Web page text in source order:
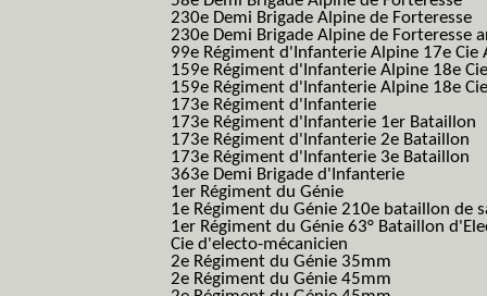
230e Demi Brigade Alpine de Forteresse
230e Demi Brigade Alpine de Forteresse
99e Régiment d'Infanterie Alpine 17e
159e Régiment d'Infanterie Alpine 18e
159e Régiment d'Infanterie Alpine 18e
173e Régiment d'Infanterie
173e Régiment d'Infanterie 1er Bataillon
173e Régiment d'Infanterie 2e Bataillon
173e Régiment d'Infanterie 3e Bataillon
363e Demi Brigade d'Infanterie
1er Régiment du Génie
1e Régiment du Génie 210e bataillon de
1er Régiment du Génie 63° Bataillon
Cie d'electo-mécanicien
2e Régiment du Génie 35mm
2e Régiment du Génie 45mm